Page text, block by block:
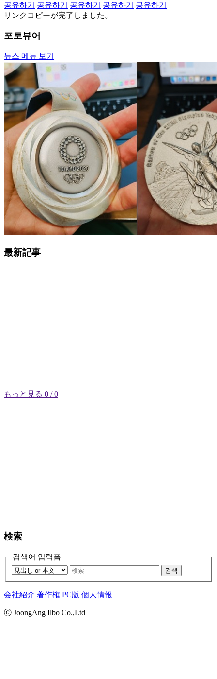
공유하기
공유하기 공유하기 공유하기
공유하기
リンクコピーが完了しました。
포토뷰어
뉴스 메뉴 보기
最新記事
もっと見る 0 / 0
検索
검색어 입력폼
검색
会社紹介 著作権 PC版 個人情報
ⓒ JoongAng Ilbo Co.,Ltd